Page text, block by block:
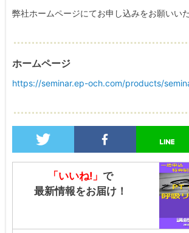
弊社ホームページにてお申し込みをお願いい
ホームページ
https://seminar.ep-och.com/products/
「いいね!」で
最新情報をお届け！